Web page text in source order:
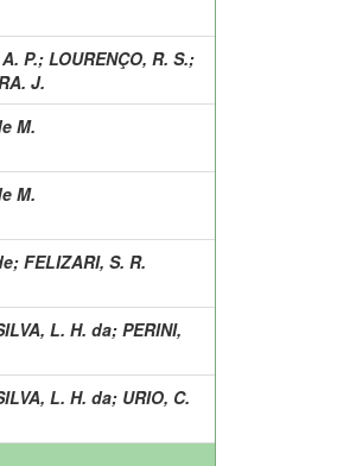
P.; LOURENÇO, R. S.;
J.
M.
M.
; FELIZARI, S. R.
L. H. da; PERINI,
L. H. da; URIO, C.